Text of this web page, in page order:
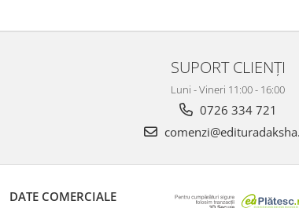
SUPORT CLIENȚI
Luni - Vineri 11:00 - 16:00
0726 334 721
DATE COMERCIALE